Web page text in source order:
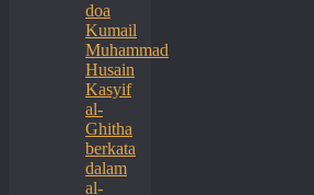
doa
Kumail
Muhammad
Husain
Kasyif
al-
Ghitha
berkata
dalam
al-